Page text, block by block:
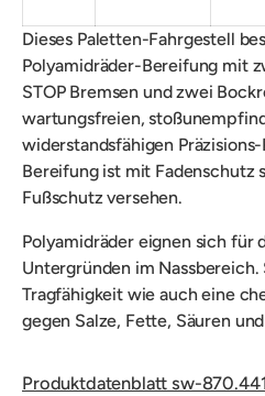
Dieses Paletten-Fahrgestell
Polyamidräder-Bereifung mit
STOP Bremsen und zwei
wartungsfreien,
widerstandsfähigen
Bereifung ist mit Fadenschutz
Fußschutz versehen.
Polyamidräder eignen sich für
Untergründen im
Tragfähigkeit wie auch eine
gegen Salze, Fette, Säuren
Produktdatenblatt sw-870.441